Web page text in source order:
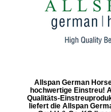
Allspan German
hochwertige Einstreu!
Qualitäts-
liefert die Allspan